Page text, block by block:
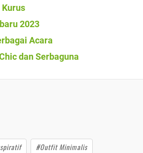
Kurus
2023
Acara
dan Serbaguna
#Outfit Minimalis